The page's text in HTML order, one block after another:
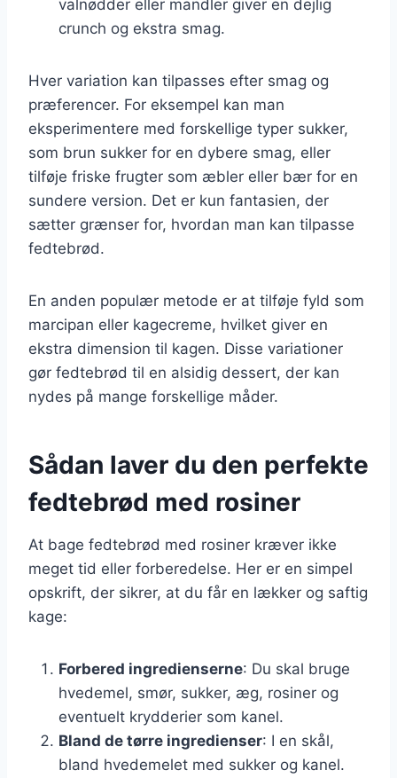
valnødder eller mandler giver en dejlig
crunch og ekstra smag.
Hver variation kan tilpasses efter smag og
præferencer. For eksempel kan man
eksperimentere med forskellige typer sukker,
som brun sukker for en dybere smag, eller
tilføje friske frugter som æbler eller bær for en
sundere version. Det er kun fantasien, der
sætter grænser for, hvordan man kan tilpasse
fedtebrød.
En anden populær metode er at tilføje fyld som
marcipan eller kagecreme, hvilket giver en
ekstra dimension til kagen. Disse variationer
gør fedtebrød til en alsidig dessert, der kan
nydes på mange forskellige måder.
Sådan laver du den perfekte
fedtebrød med rosiner
At bage fedtebrød med rosiner kræver ikke
meget tid eller forberedelse. Her er en simpel
opskrift, der sikrer, at du får en lækker og saftig
kage:
Forbered ingredienserne: Du skal bruge
hvedemel, smør, sukker, æg, rosiner og
eventuelt krydderier som kanel.
Bland de tørre ingredienser: I en skål,
bland hvedemelet med sukker og kanel.